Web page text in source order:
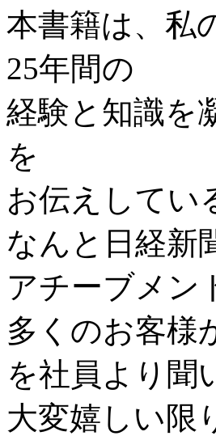
本書籍は、私
25年間の
経験と知識を
を
お伝えしてい
なんと日経新
アチーブメン
多くのお客様
を社員より聞
大変嬉しい限